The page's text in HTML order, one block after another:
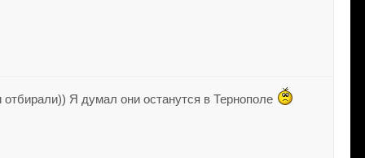
Я думал они останутся в Тернополе